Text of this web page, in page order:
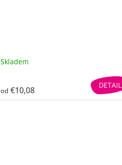
Skladem
od €10,08 DETAIL